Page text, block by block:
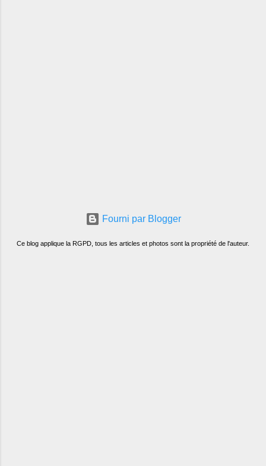
Fourni par Blogger
Ce blog applique la RGPD, tous les articles et photos sont la propriété de l'auteur.